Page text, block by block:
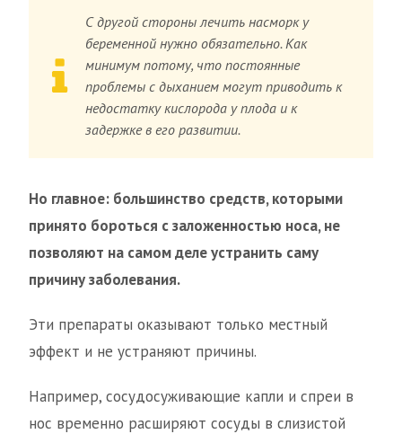
С другой стороны лечить насморк у
беременной нужно обязательно. Как
минимум потому, что постоянные
проблемы с дыханием могут приводить к
недостатку кислорода у плода и к
задержке в его развитии.
Но главное: большинство средств, которыми
принято бороться с заложенностью носа, не
позволяют на самом деле устранить саму
причину заболевания.
Эти препараты оказывают только местный
эффект и не устраняют причины.
Например, сосудосуживающие капли и спреи в
нос временно расширяют сосуды в слизистой